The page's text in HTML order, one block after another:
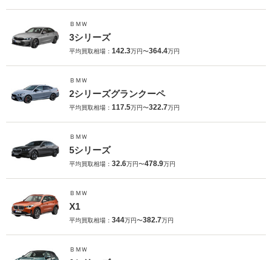
ＢＭＷ
3シリーズ
平均買取相場： 142.3万円〜364.4万円
ＢＭＷ
2シリーズグランクーペ
平均買取相場： 117.5万円〜322.7万円
ＢＭＷ
5シリーズ
平均買取相場： 32.6万円〜478.9万円
ＢＭＷ
X1
平均買取相場： 344万円〜382.7万円
ＢＭＷ